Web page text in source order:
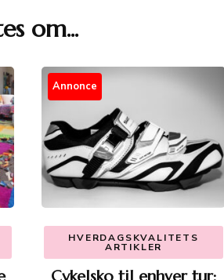
om...
Annonce
HVERDAGSKVALITETS
ARTIKLER